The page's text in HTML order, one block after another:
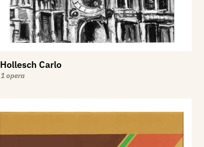
Hollesch Carlo
1 opera